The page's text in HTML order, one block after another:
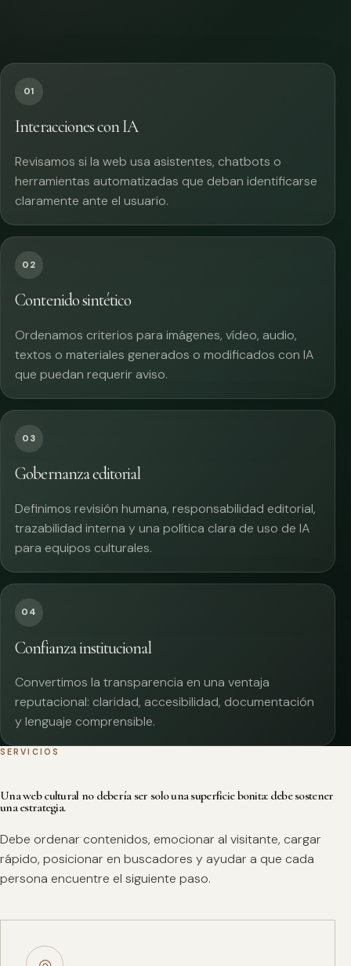
01
Interacciones con IA
Revisamos si la web usa asistentes, chatbots o
herramientas automatizadas que deban identificarse
claramente ante el usuario.
02
Contenido sintético
Ordenamos criterios para imágenes, vídeo, audio,
textos o materiales generados o modificados con IA
que puedan requerir aviso.
03
Gobernanza editorial
Definimos revisión humana, responsabilidad editorial,
trazabilidad interna y una política clara de uso de IA
para equipos culturales.
04
Confianza institucional
Convertimos la transparencia en una ventaja
reputacional: claridad, accesibilidad, documentación
y lenguaje comprensible.
SERVICIOS
Una web cultural no debería ser solo una superficie bonita: debe sostener
una estrategia.
Debe ordenar contenidos, emocionar al visitante, cargar
rápido, posicionar en buscadores y ayudar a que cada
persona encuentre el siguiente paso.